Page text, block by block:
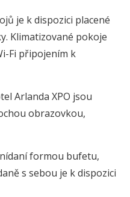
je k dispozici placené
Klimatizované pokoje
Fi připojením k
Arlanda XPO jsou
obrazovkou,
formou bufetu,
s sebou je k dispozici